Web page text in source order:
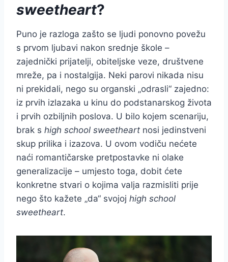
sweetheart?
Puno je razloga zašto se ljudi ponovno povežu
s prvom ljubavi nakon srednje škole –
zajednički prijatelji, obiteljske veze, društvene
mreže, pa i nostalgija. Neki parovi nikada nisu
ni prekidali, nego su organski „odrasli“ zajedno:
iz prvih izlazaka u kinu do podstanarskog života
i prvih ozbiljnih poslova. U bilo kojem scenariju,
brak s high school sweetheart nosi jedinstveni
skup prilika i izazova. U ovom vodiču nećete
naći romantičarske pretpostavke ni olake
generalizacije – umjesto toga, dobit ćete
konkretne stvari o kojima valja razmisliti prije
nego što kažete „da“ svojoj high school
sweetheart.